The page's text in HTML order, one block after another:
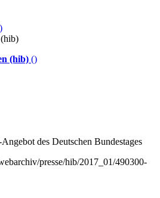
(hib) ()
des Deutschen Bundestages
presse/hib/2017_01/490300-